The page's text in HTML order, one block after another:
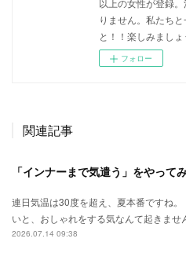
りません。私たち
と！！楽しみましょ
フォロー
関連記事
「インナーまで気遣う」をやって
連日気温は30度を超え、夏本番ですね
いと、おしゃれをする気なんて起きま
2026.07.14 09:38